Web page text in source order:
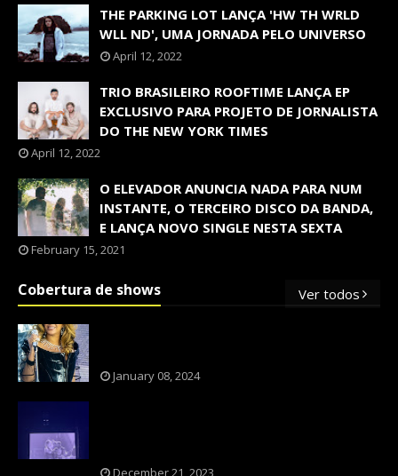
THE PARKING LOT LANÇA 'HW TH WRLD
WLL ND', UMA JORNADA PELO UNIVERSO
April 12, 2022
TRIO BRASILEIRO ROOFTIME LANÇA EP
EXCLUSIVO PARA PROJETO DE JORNALISTA
DO THE NEW YORK TIMES
April 12, 2022
O ELEVADOR ANUNCIA NADA PARA NUM
INSTANTE, O TERCEIRO DISCO DA BANDA,
E LANÇA NOVO SINGLE NESTA SEXTA
February 15, 2021
Cobertura de shows Ver todos
January 08, 2024
December 21, 2023